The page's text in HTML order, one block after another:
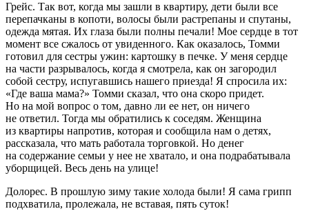
Грейс. Так вот, когда мы зашли в квартиру, дети были все
перепачканы в копоти, волосы были растрепаны и спутаны,
одежда мятая. Их глаза были полны печали! Мое сердце в тот
момент все сжалось от увиденного. Как оказалось, Томми
готовил для сестры ужин: картошку в печке. У меня сердце
на части разрывалось, когда я смотрела, как он загородил
собой сестру, испугавшись нашего приезда! Я спросила их:
«Где ваша мама?» Томми сказал, что она скоро придет.
Но на мой вопрос о том, давно ли ее нет, он ничего
не ответил. Тогда мы обратились к соседям. Женщина
из квартиры напротив, которая и сообщила нам о детях,
рассказала, что мать работала торговкой. Но денег
на содержание семьи у нее не хватало, и она подрабатывала
уборщицей. Весь день на улице!
Долорес. В прошлую зиму такие холода были! Я сама грипп
подхватила, пролежала, не вставая, пять суток!